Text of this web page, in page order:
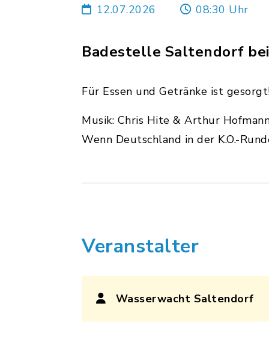
12.07.2026 08:30 Uhr
Badestelle Saltendorf
Für Essen und Getränke ist
Musik: Chris Hite & Arthur
Wenn Deutschland in der K.O.-
Veranstalter
Wasserwacht Saltendorf